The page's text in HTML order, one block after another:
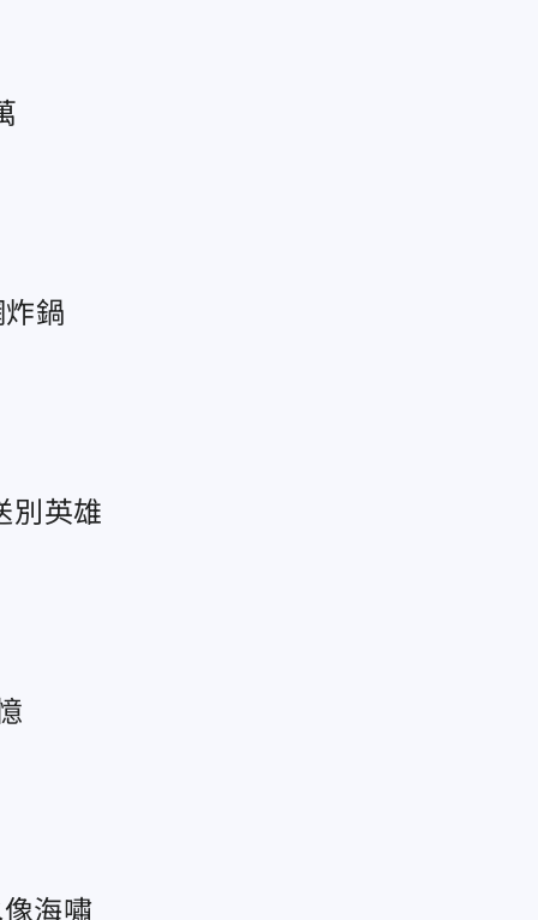
鍋
別英雄
海嘯